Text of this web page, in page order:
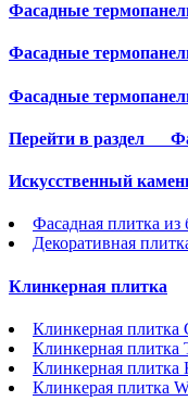
Фасадные
Фасадные
Фасадные
Перейти в раздел
Искусственный
Фасадная плитка из
Декоративная
Клинкерная плитка
Клинкерная плитка
Клинкерная плитка
Клинкерная плитка
Клинкерая плитка